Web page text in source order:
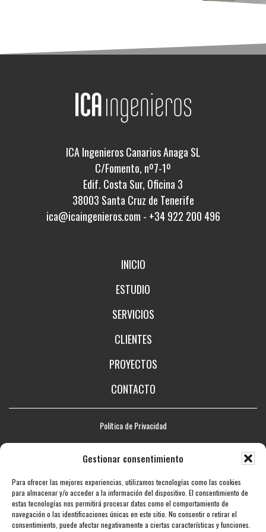
Gestionar consentimiento
Para ofrecer las mejores experiencias, utilizamos tecnologías como las cookies
para almacenar y/o acceder a la información del dispositivo. El consentimiento de
estas tecnologías nos permitirá procesar datos como el comportamiento de
navegación o las identificaciones únicas en este sitio. No consentir o retirar el
consentimiento, puede afectar negativamente a ciertas características y funciones.
ICA Ingenieros Canarios Anaga SL
C/Fomento, nº7-1º
Edif. Costa Sur, Oficina 3
38003 Santa Cruz de Tenerife
ica@icaingenieros.com - +34 922 200 496
INICIO
ESTUDIO
SERVICIOS
CLIENTES
PROYECTOS
CONTACTO
Política de Privacidad
Aviso legal
Mapa web
Accesibilidad